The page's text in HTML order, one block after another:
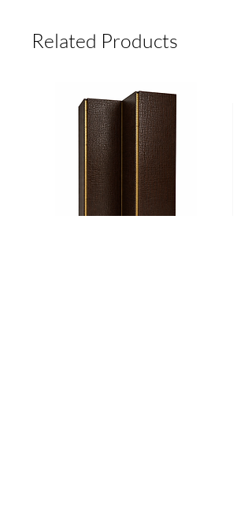
12 SEMANAS HÁBILES
YA QUE APARECE EL PRECIO
MÁS ALTO.
Related Products